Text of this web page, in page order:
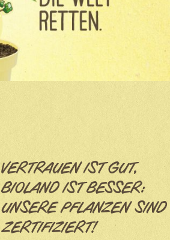
VERTRAUEN IST GUT,
BIOLAND IST BESSER:
UNSERE PFLANZEN SIND
ZERTIFIZIERT!